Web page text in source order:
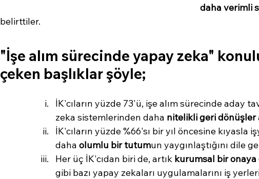
daha verimli
belirttiler.
"İşe alım sürecinde yapay zeka"
çeken başlıklar şöyle;
İK'cıların yüzde 73'ü, işe alım sürecinde aday
zeka sistemlerinden daha nitelikli geri dönüşler
İK'cıların yüzde %66'sı bir yıl öncesine kıyasla
daha olumlu bir tutumun yaygınlaştığını dile
Her üç İK'cıdan biri de, artık kurumsal bir
gibi bazı yapay zekaları uygulamalarını iş